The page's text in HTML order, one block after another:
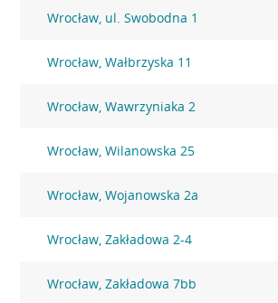
Wrocław, ul. Swobodna 1
Wrocław, Wałbrzyska 11
Wrocław, Wawrzyniaka 2
Wrocław, Wilanowska 25
Wrocław, Wojanowska 2a
Wrocław, Zakładowa 2-4
Wrocław, Zakładowa 7bb